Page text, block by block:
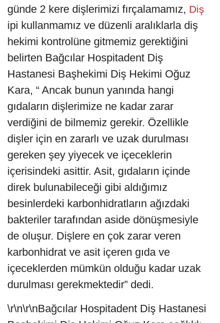
günde 2 kere dişlerimizi fırçalamamız, Diş
ipi kullanmamız ve düzenli aralıklarla diş
hekimi kontrolüne gitmemiz gerektiğini
belirten Bağcılar Hospitadent Diş
Hastanesi Başhekimi Diş Hekimi Oğuz
Kara, “ Ancak bunun yanında hangi
gıdaların dişlerimize ne kadar zarar
verdiğini de bilmemiz gerekir. Özellikle
dişler için en zararlı ve uzak durulması
gereken şey yiyecek ve içeceklerin
içerisindeki asittir. Asit, gıdaların içinde
direk bulunabileceği gibi aldığımız
besinlerdeki karbonhidratların ağızdaki
bakteriler tarafından aside dönüşmesiyle
de oluşur. Dişlere en çok zarar veren
karbonhidrat ve asit içeren gıda ve
içeceklerden mümkün olduğu kadar uzak
durulması gerekmektedir” dedi.
\r\n\r\nBağcılar Hospitadent Diş Hastanesi